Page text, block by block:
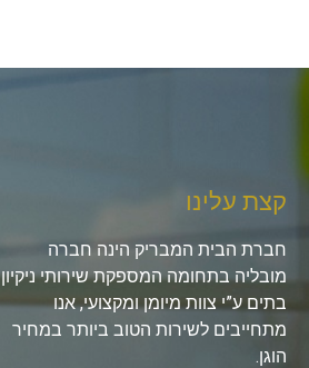
קצת עלינו
חברת הבית המבריק הינה חברה
מובליה בתחומה המספקת שירותי ניקיון
בתים ע”י צוות מיומן ומקצועי, אנו
מתחייבים לשירות הטוב ביותר במחיר
הוגן.